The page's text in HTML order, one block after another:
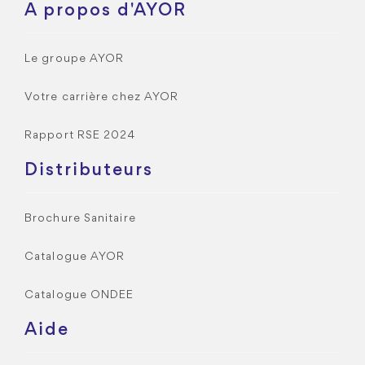
A propos d'AYOR
Le groupe AYOR
Votre carrière chez AYOR
Rapport RSE 2024
Distributeurs
Brochure Sanitaire
Catalogue AYOR
Catalogue ONDEE
Aide